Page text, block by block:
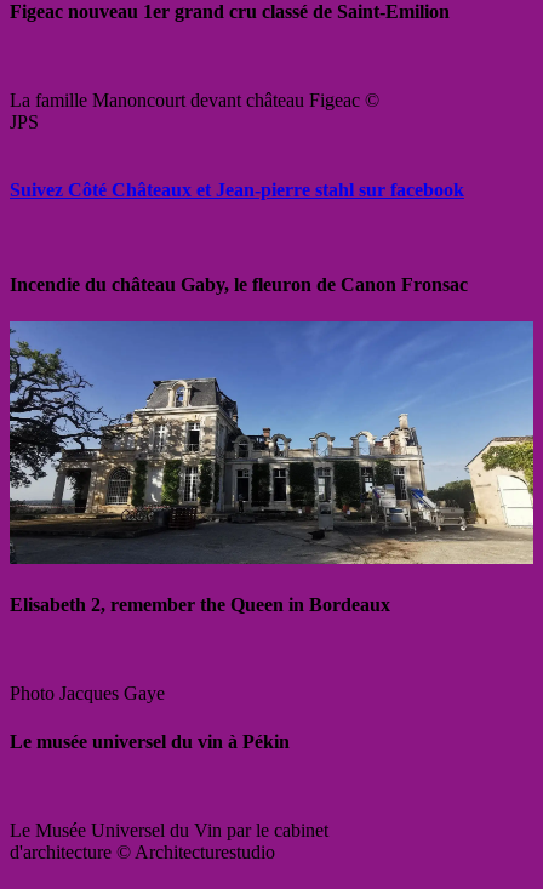
Figeac nouveau 1er grand cru classé de Saint-Emilion
La famille Manoncourt devant château Figeac ©
JPS
Suivez Côté Châteaux et Jean-pierre stahl sur facebook
Incendie du château Gaby, le fleuron de Canon Fronsac
Elisabeth 2, remember the Queen in Bordeaux
Photo Jacques Gaye
Le musée universel du vin à Pékin
Le Musée Universel du Vin par le cabinet
d'architecture © Architecturestudio